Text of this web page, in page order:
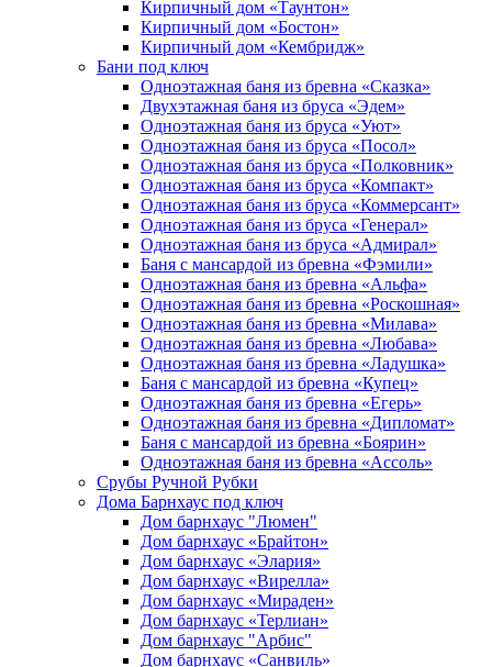
Кирпичный дом «Таунтон»
Кирпичный дом «Бостон»
Кирпичный дом «Кембридж»
Бани под ключ
Одноэтажная баня из бревна «Сказка»
Двухэтажная баня из бруса «Эдем»
Одноэтажная баня из бруса «Уют»
Одноэтажная баня из бруса «Посол»
Одноэтажная баня из бруса «Полковник»
Одноэтажная баня из бруса «Компакт»
Одноэтажная баня из бруса «Коммерсант»
Одноэтажная баня из бруса «Генерал»
Одноэтажная баня из бруса «Адмирал»
Баня с мансардой из бревна «Фэмили»
Одноэтажная баня из бревна «Альфа»
Одноэтажная баня из бревна «Роскошная»
Одноэтажная баня из бревна «Милава»
Одноэтажная баня из бревна «Любава»
Одноэтажная баня из бревна «Ладушка»
Баня с мансардой из бревна «Купец»
Одноэтажная баня из бревна «Егерь»
Одноэтажная баня из бревна «Дипломат»
Баня с мансардой из бревна «Боярин»
Одноэтажная баня из бревна «Ассоль»
Срубы Ручной Рубки
Дома Барнхаус под ключ
Дом барнхаус "Люмен"
Дом барнхаус «Брайтон»
Дом барнхаус «Элария»
Дом барнхаус «Вирелла»
Дом барнхаус «Мираден»
Дом барнхаус «Терлиан»
Дом барнхаус "Арбис"
Дом барнхаус «Санвиль»